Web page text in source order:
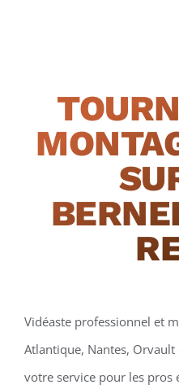
Vidéaste professionnel et
Atlantique, Nantes, Orvault
votre service pour les